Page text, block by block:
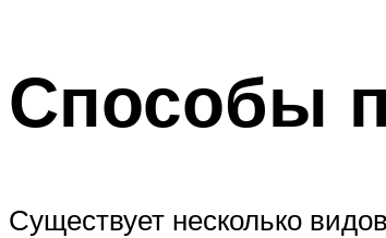
Способы
Существует несколько